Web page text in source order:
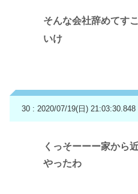
そんな会社辞めてす
いけ
30 : 2020/07/19(日) 21:03:30.848
くっそーーー家から
やったわ